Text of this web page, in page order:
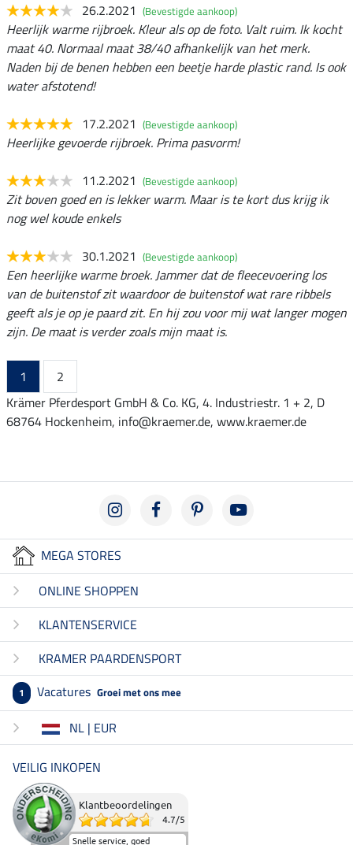
26.2.2021 (Bevestigde aankoop)
Heerlijk warme rijbroek. Kleur als op de foto. Valt ruim. Ik kocht
maat 40. Normaal maat 38/40 afhankelijk van het merk.
Naden bij de benen hebben een beetje harde plastic rand. Is ook
water afstotend!
17.2.2021 (Bevestigde aankoop)
Heerlijke gevoerde rijbroek. Prima pasvorm!
11.2.2021 (Bevestigde aankoop)
Zit boven goed en is lekker warm. Maar is te kort dus krijg ik
nog wel koude enkels
30.1.2021 (Bevestigde aankoop)
Een heerlijke warme broek. Jammer dat de fleecevoering los
van de buitenstof zit waardoor de buitenstof wat rare ribbels
geeft als je op je paard zit. En hij zou voor mij wat langer mogen
zijn. De maat is verder zoals mijn maat is.
1
2
Krämer Pferdesport GmbH & Co. KG, 4. Industriestr. 1 + 2, D
68764 Hockenheim, info@kraemer.de, www.kraemer.de
MEGA STORES
ONLINE SHOPPEN
KLANTENSERVICE
KRAMER PAARDENSPORT
1 Vacatures Groei met ons mee
NL | EUR
VEILIG INKOPEN
Klantbeoordelingen
4.7/5
Snelle service, goed